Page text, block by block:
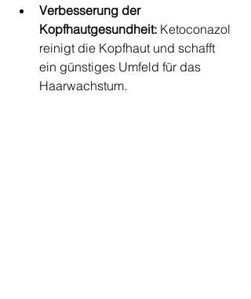
Verbesserung der
Kopfhautgesundheit: Ketoconazol
reinigt die Kopfhaut und schafft
ein günstiges Umfeld für das
Haarwachstum.